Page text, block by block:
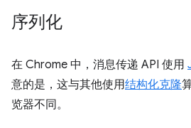
序列化
在 Chrome 中，消息传递 API 使用
意的是，这与其他使用结构化克隆
览器不同。